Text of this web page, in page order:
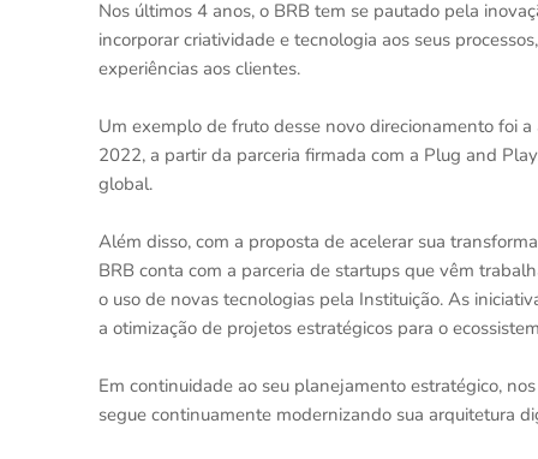
Nos últimos 4 anos, o BRB tem se pautado pela
incorporar criatividade e tecnologia aos seus
experiências aos clientes.
Um exemplo de fruto desse novo direcionamento foi
2022, a partir da parceria firmada com a Plug and
global.
Além disso, com a proposta de acelerar sua
BRB conta com a parceria de startups que vêm
o uso de novas tecnologias pela Instituição. As
a otimização de projetos estratégicos para o
Em continuidade ao seu planejamento estratégico,
segue continuamente modernizando sua arquitetura